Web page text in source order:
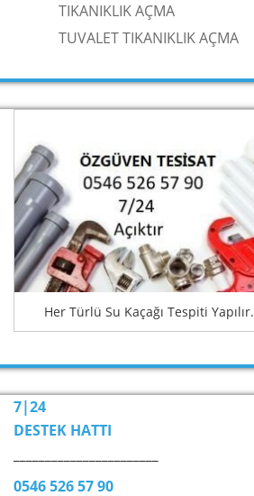
TIKANIKLIK AÇMA
TUVALET TIKANIKLIK AÇMA
Her Türlü Su Kaçağı Tespiti Yapılır.
7|24
DESTEK HATTI
0546 526 57 90